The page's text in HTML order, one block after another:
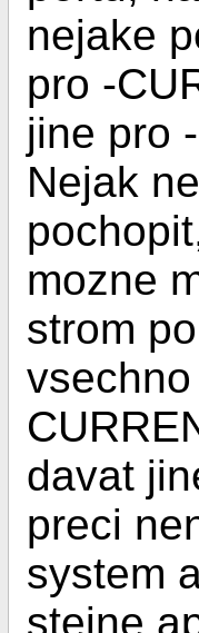
nejake
pro -
jine pro
Nejak
mozne
strom
davat
preci
system
stejne